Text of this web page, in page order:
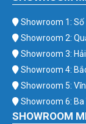
Showroom 1: Số
Showroom 2:
Showroom 3:
Showroom 4:
Showroom 5:
Showroom 6: Ba
SHOWROOM